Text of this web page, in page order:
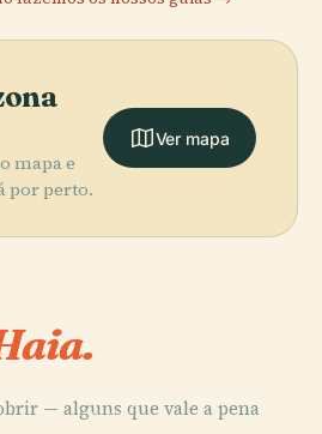
mapa e
por perto.
Ver mapa
— alguns que vale a pena
PLACE